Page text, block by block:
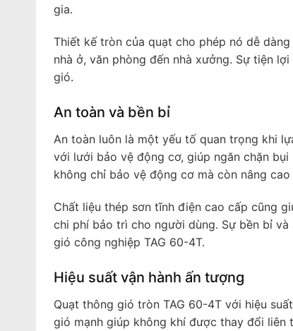
gia.
Thiết kế tròn của quạt cho phép nó dễ
nhà ở, văn phòng đến nhà xưởng. Sự tiện
gió.
An toàn và bền bỉ
An toàn luôn là một yếu tố quan trọng khi
với lưới bảo vệ động cơ, giúp ngăn chặn
không chỉ bảo vệ động cơ mà còn nâng
Chất liệu thép sơn tĩnh điện cao cấp cũng
chi phí bảo trì cho người dùng. Sự bền bỉ
gió công nghiệp TAG 60-4T.
Hiệu suất vận hành ấn tượng
Quạt thông gió tròn TAG 60-4T với hiệu
gió mạnh giúp không khí được thay đổi